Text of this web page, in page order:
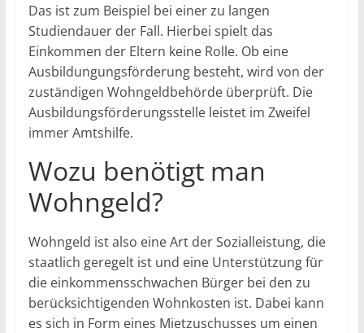
Das ist zum Beispiel bei einer zu langen
Studiendauer der Fall. Hierbei spielt das
Einkommen der Eltern keine Rolle. Ob eine
Ausbildungungsförderung besteht, wird von der
zuständigen Wohngeldbehörde überprüft. Die
Ausbildungsförderungsstelle leistet im Zweifel
immer Amtshilfe.
Wozu benötigt man
Wohngeld?
Wohngeld ist also eine Art der Sozialleistung, die
staatlich geregelt ist und eine Unterstützung für
die einkommensschwachen Bürger bei den zu
berücksichtigenden Wohnkosten ist. Dabei kann
es sich in Form eines Mietzuschusses um einen